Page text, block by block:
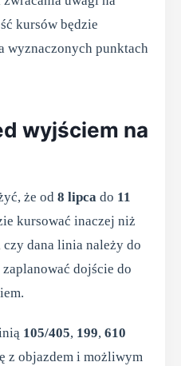
kursów będzie
wyznaczonych punktach
wyjściem na
że od 8 lipca do 11
kursować inaczej niż
dana linia należy do
dojście do
105/405, 199, 610
z objazdem i możliwym